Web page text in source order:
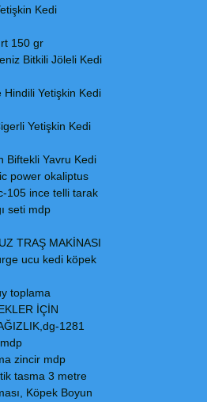
Kedi
150 gr,
Bitkili Jöleli Kedi
Yetişkin Kedi
Yetişkin Kedi
Biftekli Yavru Kedi
power okaliptus
105 ince telli tarak,
seti mdp,
TRAŞ MAKİNASI,
ucu kedi köpek
toplama
İÇİN
1281
zincir mdp,
tasma 3 metre
Köpek Boyun